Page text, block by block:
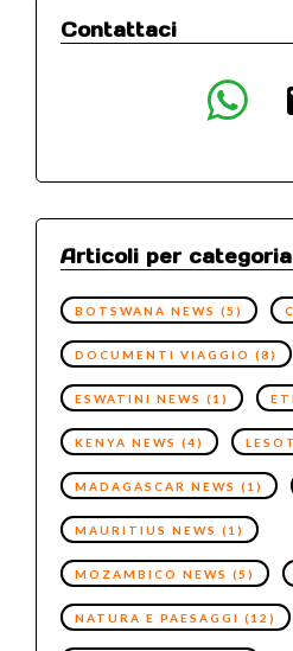
Contattaci
whatsapp
Articoli per categoria
BOTSWANA NEWS (5)
DOCUMENTI VIAGGIO (8)
ESWATINI NEWS (1)
KENYA NEWS (4)
MADAGASCAR NEWS (1)
MAURITIUS NEWS (1)
MOZAMBICO NEWS (5)
NATURA E PAESAGGI (12)